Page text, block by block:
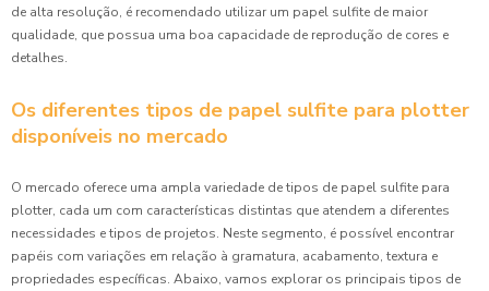
de alta resolução, é recomendado utilizar um papel sulfite de maior
qualidade, que possua uma boa capacidade de reprodução de cores e
detalhes.
Os diferentes tipos de papel sulfite para plotter
disponíveis no mercado
O mercado oferece uma ampla variedade de tipos de papel sulfite para
plotter, cada um com características distintas que atendem a diferentes
necessidades e tipos de projetos. Neste segmento, é possível encontrar
papéis com variações em relação à gramatura, acabamento, textura e
propriedades específicas. Abaixo, vamos explorar os principais tipos de